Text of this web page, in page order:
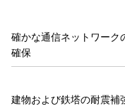
確かな通信ネットワーク
確保
建物および鉄塔の耐震補